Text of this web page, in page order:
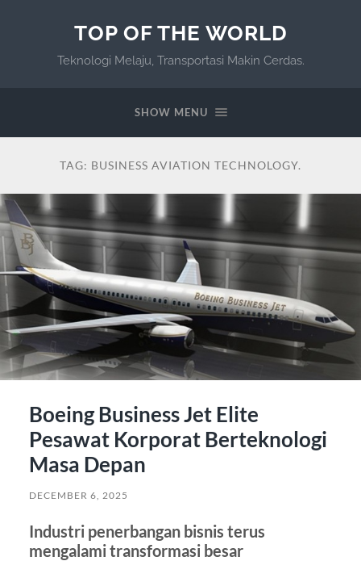
TOP OF THE WORLD
Teknologi Melaju, Transportasi Makin Cerdas.
SHOW MENU
TAG: BUSINESS AVIATION TECHNOLOGY.
Boeing Business Jet Elite
Pesawat Korporat Berteknologi
Masa Depan
DECEMBER 6, 2025
Industri penerbangan bisnis terus
mengalami transformasi besar